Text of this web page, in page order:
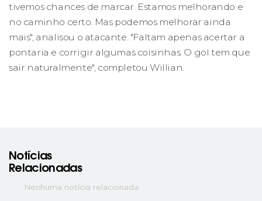
tivemos chances de marcar. Estamos melhorando e
no caminho certo. Mas podemos melhorar ainda
mais", analisou o atacante. "Faltam apenas acertar a
pontaria e corrigir algumas coisinhas. O gol tem que
sair naturalmente", completou Willian.
Notícias
Relacionadas
Nenhuma notícia relacionada